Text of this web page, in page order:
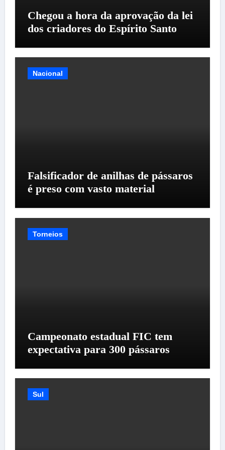
Chegou a hora da aprovação da lei
dos criadores do Espírito Santo
Nacional
Falsificador de anilhas de pássaros
é preso com vasto material
Torneios
Campeonato estadual FIC tem
expectativa para 300 pássaros
Sul